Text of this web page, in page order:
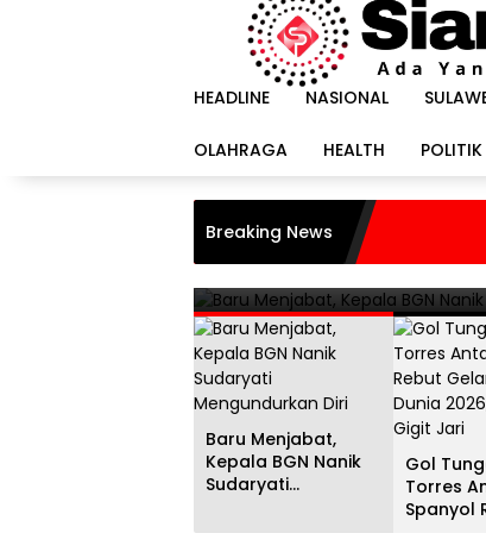
HEADLINE NASIONAL
OLAHRAGA HEALTH POLITIK
Breaking News
HEADLINE
Gol Tunggal Ferran
Juara Dunia 2026,
Baru Menjabat,
Kepala BGN Nanik
Sudaryati
Gol
Torres
Spanyol